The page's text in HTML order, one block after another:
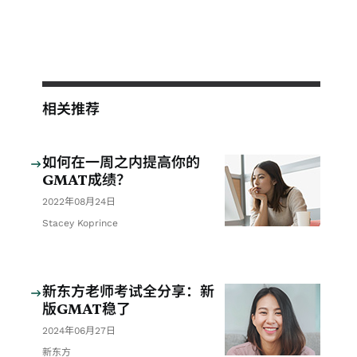
相关推荐
如何在一周之内提高你的
GMAT成绩？
2022年08月24日
Stacey Koprince
新东方老师考试全分享：新
版GMAT稳了
2024年06月27日
新东方